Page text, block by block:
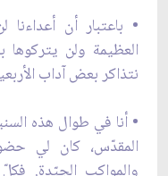
• باعتبار أن
العظيمة ولن
نتذاكر بعض آداب
• أنا في طوال هذه
المقدّس، كان لي